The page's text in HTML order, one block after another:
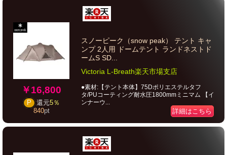
￥16,800
P 還元5％
840pt
スノーピーク（snow peak） テント キャ
ンプ 2人用 ドームテント ランドネストド
ームS SD...
Victoria L-Breath楽天市場支店
●素材:【テント本体】75Dポリエステルタフ
タ/PUコーティング耐水圧1800mmミニマム 【イ
ンナーウ...
詳細はこちら